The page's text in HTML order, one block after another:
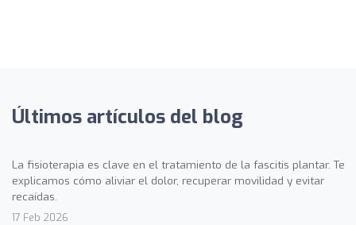
Últimos artículos del blog
La fisioterapia es clave en el tratamiento de la fascitis plantar. Te
explicamos cómo aliviar el dolor, recuperar movilidad y evitar
recaídas.
17 Feb 2026